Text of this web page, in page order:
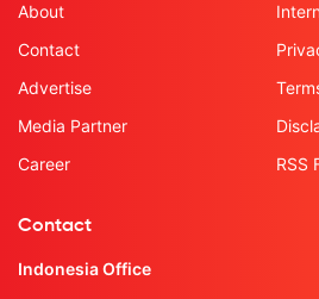
About
Contact
Advertise
Media Partner
Career
RSS
Contact
Indonesia Office